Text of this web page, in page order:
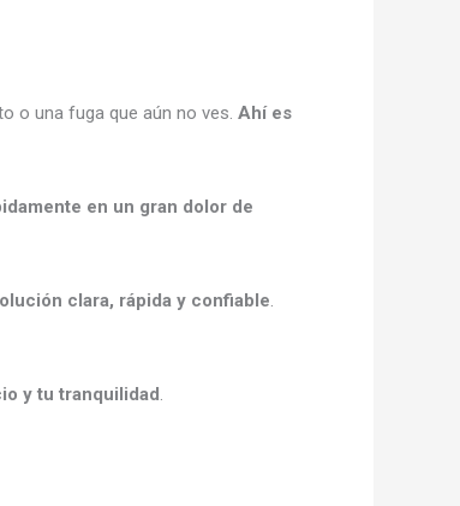
o una fuga que aún no ves.Ahí es
en un gran dolor de
clara, rápida y confiable
y tu tranquilidad